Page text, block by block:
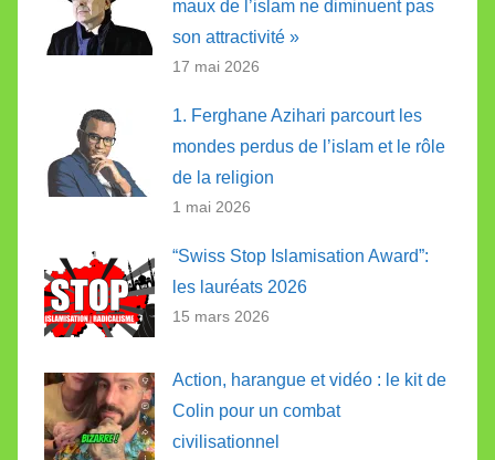
maux de l’islam ne diminuent pas
son attractivité »
17 mai 2026
1. Ferghane Azihari parcourt les
mondes perdus de l’islam et le rôle
de la religion
1 mai 2026
“Swiss Stop Islamisation Award”:
les lauréats 2026
15 mars 2026
Action, harangue et vidéo : le kit de
Colin pour un combat
civilisationnel